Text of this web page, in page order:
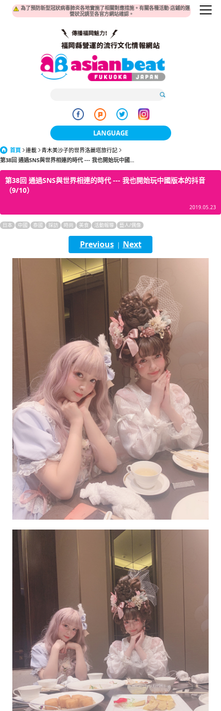
為了預防新型冠狀病毒肺炎各地實施了相關對應措施。有關各種活動·店鋪的運
營狀況請至各官方網站確認。
LANGUAGE
日本語
한국어
English
ภาษาไทย
tiéng Viêt
Bahasa Indonesia
首頁 連載
青木美沙子的世界洛麗塔旅行記
第38回 通過SNS與世界相連的時代 --- 我也開始玩中國...
第38回 通過SNS與世界相連的時代 --- 我也開始玩中國版本的抖音
（9/10）
2019.05.23
日本 中國 泰國 採訪 時尚 美食 活動報導 藝人/偶像
Previous| Next